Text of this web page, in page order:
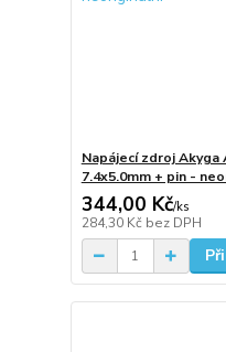
Napájecí zdroj Akyga
7.4x5.0mm + pin -
344,00 Kč/ks
284,30 Kč bez DPH